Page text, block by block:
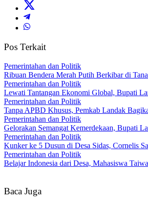
Pos Terkait
Pemerintahan dan Politik
Ribuan Bendera Merah Putih Berkibar di
Pemerintahan dan Politik
Lewati Tantangan Ekonomi Global, Bupati
Pemerintahan dan Politik
Tanpa APBD Khusus, Pemkab Landak
Pemerintahan dan Politik
Gelorakan Semangat Kemerdekaan, Bupati
Pemerintahan dan Politik
Kunker ke 5 Dusun di Desa Sidas, Cornelis
Pemerintahan dan Politik
Belajar Indonesia dari Desa, Mahasiswa
Baca Juga